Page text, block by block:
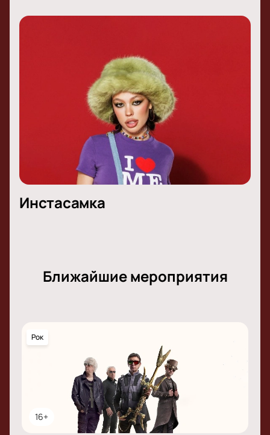
Инстасамка
Ближайшие мероприятия
16+
Рок